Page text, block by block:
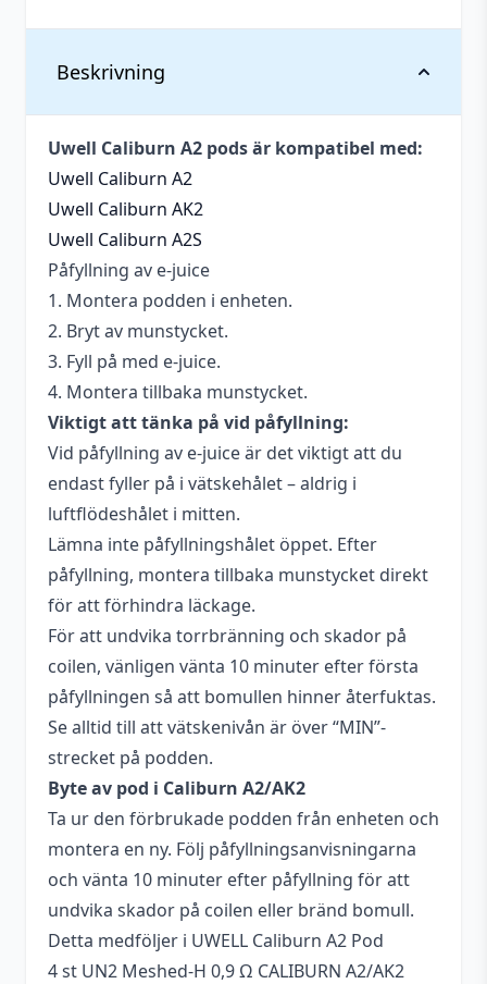
Beskrivning
Uwell Caliburn A2 pods är kompatibel med:
Uwell Caliburn A2
Uwell Caliburn AK2
Uwell Caliburn A2S
Påfyllning av e-juice
1. Montera podden i enheten.
2. Bryt av munstycket.
3. Fyll på med e-juice.
4. Montera tillbaka munstycket.
Viktigt att tänka på vid påfyllning:
Vid påfyllning av e-juice är det viktigt att du
endast fyller på i vätskehålet – aldrig i
luftflödeshålet i mitten.
Lämna inte påfyllningshålet öppet. Efter
påfyllning, montera tillbaka munstycket direkt
för att förhindra läckage.
För att undvika torrbränning och skador på
coilen, vänligen vänta 10 minuter efter första
påfyllningen så att bomullen hinner återfuktas.
Se alltid till att vätskenivån är över “MIN”-
strecket på podden.
Byte av pod i Caliburn A2/AK2
Ta ur den förbrukade podden från enheten och
montera en ny. Följ påfyllningsanvisningarna
och vänta 10 minuter efter påfyllning för att
undvika skador på coilen eller bränd bomull.
Detta medföljer i UWELL Caliburn A2 Pod
4 st UN2 Meshed-H 0,9 Ω CALIBURN A2/AK2
Vikt
Dimensioner
80 × 28 × 139 mm
Tillverkare
Uwell
Typ
Vätskekapacitet